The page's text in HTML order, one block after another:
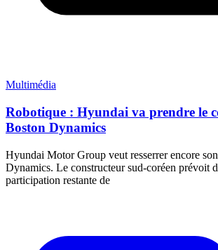
Multimédia
Robotique : Hyundai va prendre le
Boston Dynamics
Hyundai Motor Group veut resserrer encore
Dynamics. Le constructeur sud-coréen prévoit
participation restante de